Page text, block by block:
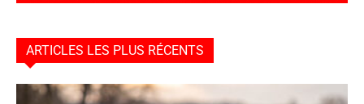
ARTICLES LES PLUS RÉCENTS